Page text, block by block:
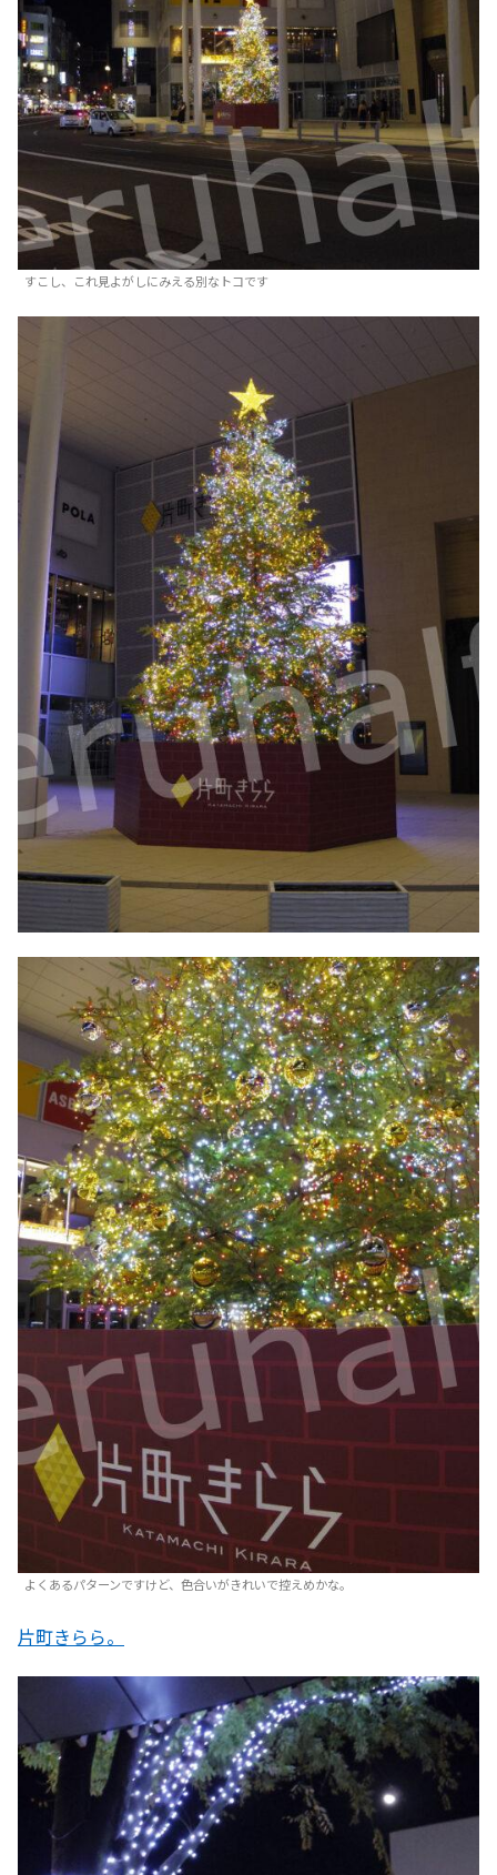
すこし、これ見よがしにみえる別なトコです
よくあるパターンですけど、色合いがきれいで控えめかな。
片町きらら。